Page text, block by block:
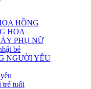
HỒNG
HOA
PHỤ NỮ
bé
NGƯỜI YÊU
trẻ tuổi